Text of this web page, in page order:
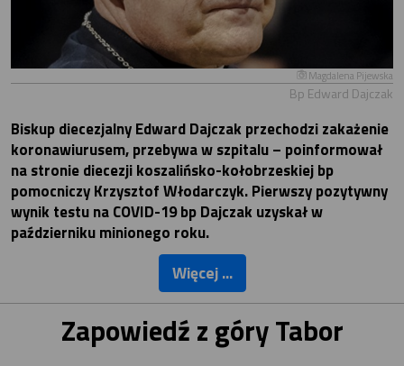
Magdalena Pijewska
Bp Edward Dajczak
Biskup diecezjalny Edward Dajczak przechodzi zakażenie
koronawiurusem, przebywa w szpitalu – poinformował
na stronie diecezji koszalińsko-kołobrzeskiej bp
pomocniczy Krzysztof Włodarczyk. Pierwszy pozytywny
wynik testu na COVID-19 bp Dajczak uzyskał w
październiku minionego roku.
Więcej ...
Zapowiedź z góry Tabor